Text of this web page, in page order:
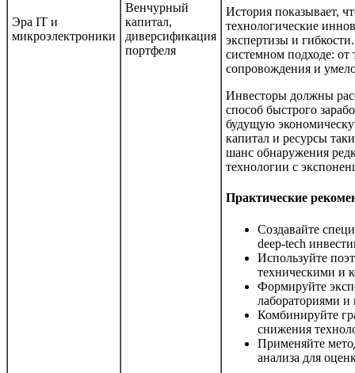
Эра IT и
микроэлектроники
Венчурный
капитал,
диверсификация
портфеля
История показывает,
технологические
экспертизы и
системном подходе: от
сопровождения и
Инвесторы должны
способ быстрого
будущую
капитал и ресурсы
шанс обнаружения
технологии с
Практические
Создавайте
deep-tech
Используйте
техническими и
Формируйте
лабораториями
Комбинируйте
снижения
Применяйте
анализа для